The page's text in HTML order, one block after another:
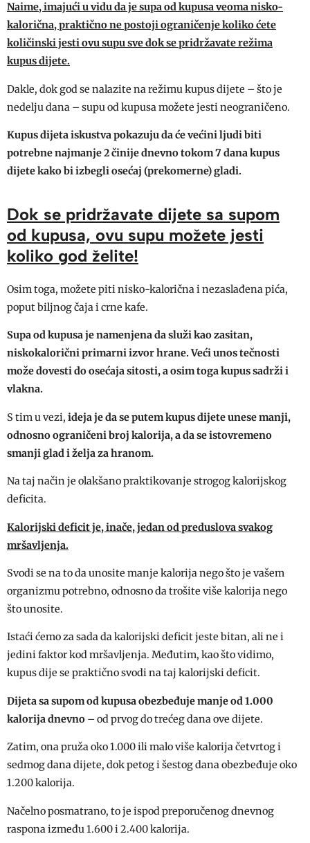
Naime, imajući u vidu da je supa od kupusa veoma nisko-
kalorična, praktično ne postoji ograničenje koliko ćete
količinski jesti ovu supu sve dok se pridržavate režima
kupus dijete.
Dakle, dok god se nalazite na režimu kupus dijete – što je
nedelju dana – supu od kupusa možete jesti neograničeno.
Kupus dijeta iskustvapokazuju da će većini ljudi biti
potrebne najmanje 2 činije dnevno tokom 7 dana kupus
dijete kako bi izbegli osećaj (prekomerne) gladi.
Dok se pridržavate dijete sa supom
od kupusa, ovu supu možete jesti
koliko god želite!
Osim toga, možete piti nisko-kalorična i nezaslađena pića,
poput biljnog čaja i crne kafe.
Supa od kupusa je namenjena da služi kao zasitan,
niskokalorični primarni izvor hrane. Veći unos tečnosti
može dovesti do osećaja sitosti, a osim toga kupus sadrži i
vlakna.
S tim u vezi, ideja je da se putem kupus dijete unese manji,
odnosno ograničeni broj kalorija, a da se istovremeno
smanji glad i želja za hranom.
Na taj način je olakšano praktikovanje strogog kalorijskog
deficita.
Kalorijski deficit je, inače, jedan od preduslova svakog
mršavljenja.
Svodi se na to da unosite manje kalorija nego što je vašem
organizmu potrebno, odnosno da trošite više kalorija nego
što unosite.
Istaći ćemo za sada da kalorijski deficit jeste bitan, ali ne i
jedini faktor kod mršavljenja. Međutim, kao što vidimo,
kupus dije se praktično svodi na taj kalorijski deficit.
Dijeta sa supom od kupusa obezbeđuje manje od 1.000
kalorija dnevno – od prvog do trećeg dana ove dijete.
Zatim, ona pruža oko 1.000 ili malo više kalorija četvrtog i
sedmog dana dijete, dok petog i šestog dana obezbeđuje oko
1.200 kalorija.
Načelno posmatrano, to je ispod preporučenog dnevnog
raspona između 1.600 i 2.400 kalorija.